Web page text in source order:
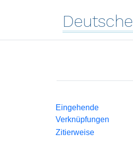
Deutsche
Eingehende
Verknüpfungen
Zitierweise